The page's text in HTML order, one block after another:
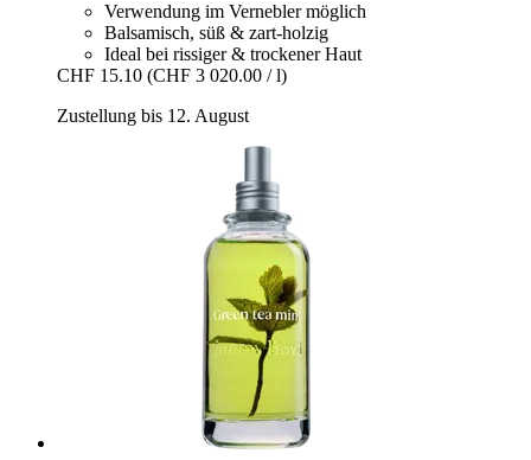
Verwendung im Vernebler möglich
Balsamisch, süß & zart-holzig
Ideal bei rissiger & trockener Haut
CHF 15.10 (CHF 3 020.00 / l)
Zustellung bis 12. August